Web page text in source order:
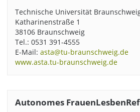
Technische Universität
Katharinenstraße 1
38106 Braunschweig
Tel.: 0531 391-4555
E-Mail: asta@tu-braunschweig.de
www.asta.tu-braunschweig.de
Autonomes